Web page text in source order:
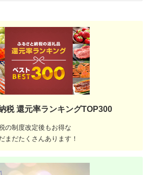
税 還元率ランキングTOP300
の制度改定後もお得な
まだたくさんあります！